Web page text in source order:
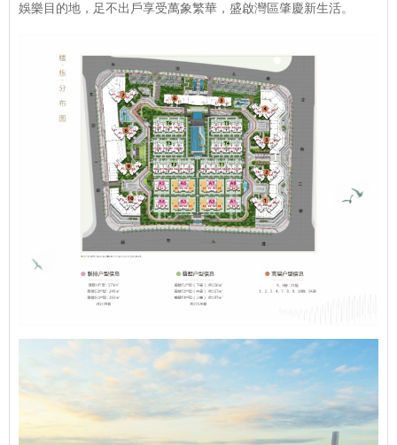
娛樂目的地，足不出戶享受萬象繁華，盛啟灣區肇慶新生活。